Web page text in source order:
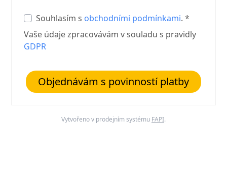
Souhlasím s obchodními podmínkami. *
Vaše údaje zpracovávám v souladu s pravidly
GDPR
Objednávám s povinností platby
Vytvořeno v prodejním systému FAPI.